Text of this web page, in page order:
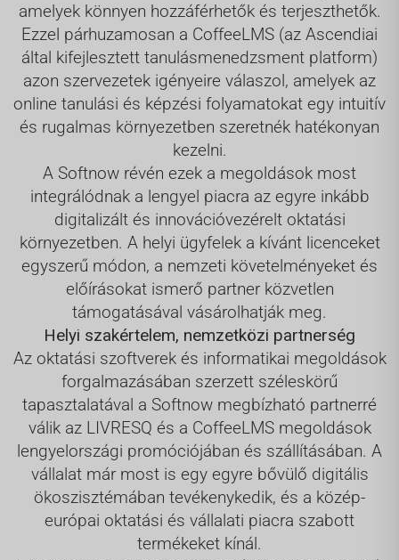
amelyek könnyen hozzáférhetők és terjeszthetők.
Ezzel párhuzamosan a CoffeeLMS (az Ascendiai
által kifejlesztett tanulásmenedzsment platform)
azon szervezetek igényeire válaszol, amelyek az
online tanulási és képzési folyamatokat egy intuitív
és rugalmas környezetben szeretnék hatékonyan
kezelni.
A Softnow révén ezek a megoldások most
integrálódnak a lengyel piacra az egyre inkább
digitalizált és innovációvezérelt oktatási
környezetben. A helyi ügyfelek a kívánt licenceket
egyszerű módon, a nemzeti követelményeket és
előírásokat ismerő partner közvetlen
támogatásával vásárolhatják meg.
Helyi szakértelem, nemzetközi partnerség
Az oktatási szoftverek és informatikai megoldások
forgalmazásában szerzett széleskörű
tapasztalatával a Softnow megbízható partnerré
válik az LIVRESQ és a CoffeeLMS megoldások
lengyelországi promóciójában és szállításában. A
vállalat már most is egy egyre bővülő digitális
ökoszisztémában tevékenykedik, és a közép-
európai oktatási és vállalati piacra szabott
termékeket kínál.